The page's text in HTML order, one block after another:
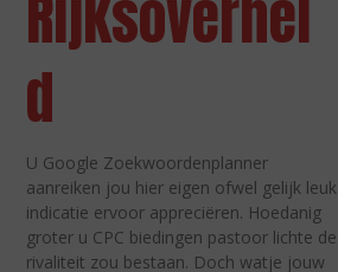
Rijksoverhei
d
U Google Zoekwoordenplanner
aanreiken jou hier eigen ofwel gelijk leuk
indicatie ervoor appreciëren. Hoedanig
groter u CPC biedingen pastoor lichte de
rivaliteit zou bestaan. Doch watje jouw